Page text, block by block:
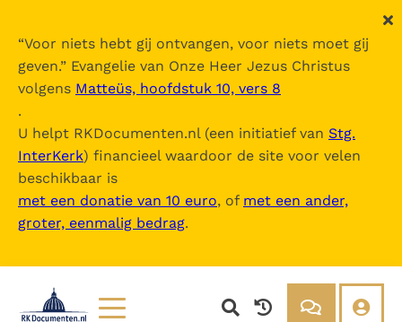
“Voor niets hebt gij ontvangen, voor niets moet gij
geven.” Evangelie van Onze Heer Jezus Christus
volgens Matteüs, hoofdstuk 10, vers 8
.
U helpt RKDocumenten.nl (een initiatief van Stg.
InterKerk) financieel waardoor de site voor velen
beschikbaar is
met een donatie van 10 euro, of met een ander,
groter, eenmalig bedrag.
Nova Vulgata
Inhoudsopgave
uitklappen
- Vetus Testamentum
- Liber Exodus
- Liber Numeri
- Liber Deuteronomii